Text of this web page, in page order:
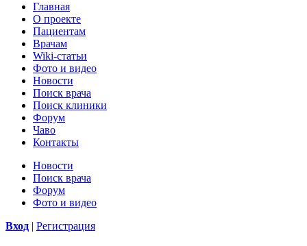
Главная
О проекте
Пациентам
Врачам
Wiki-статьи
Фото и видео
Новости
Поиск врача
Поиск клиники
Форум
Чаво
Контакты
Новости
Поиск врача
Форум
Фото и видео
Вход | Регистрация